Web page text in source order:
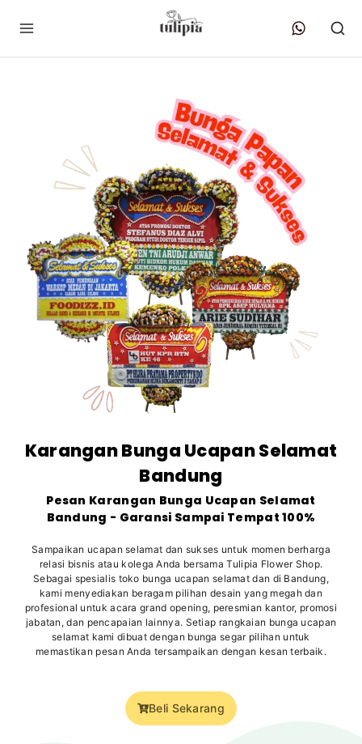
Karangan Bunga Ucapan Selamat
Bandung
Pesan Karangan Bunga Ucapan Selamat
Bandung - Garansi Sampai Tempat 100%
Sampaikan ucapan selamat dan sukses untuk momen berharga
relasi bisnis atau kolega Anda bersama Tulipia Flower Shop.
Sebagai spesialis toko bunga ucapan selamat dan di Bandung,
kami menyediakan beragam pilihan desain yang megah dan
profesional untuk acara grand opening, peresmian kantor, promosi
jabatan, dan pencapaian lainnya. Setiap rangkaian bunga ucapan
selamat kami dibuat dengan bunga segar pilihan untuk
memastikan pesan Anda tersampaikan dengan kesan terbaik.
Beli Sekarang